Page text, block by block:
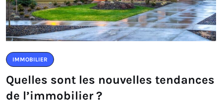
IMMOBILIER
Quelles sont les nouvelles tendances
de l’immobilier ?